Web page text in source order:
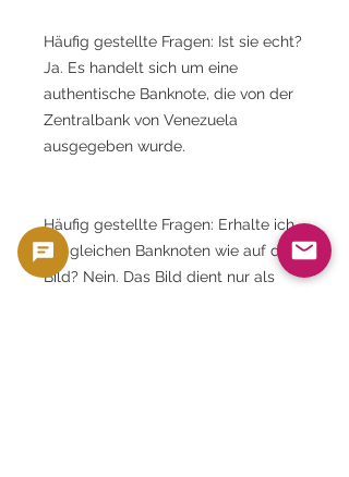
Häufig gestellte Fragen: Ist sie echt?
Ja. Es handelt sich um eine
authentische Banknote, die von der
Zentralbank von Venezuela
ausgegeben wurde.
Häufig gestellte Fragen: Erhalte ich
die gleichen Banknoten wie auf dem
Bild? Nein. Das Bild dient nur als